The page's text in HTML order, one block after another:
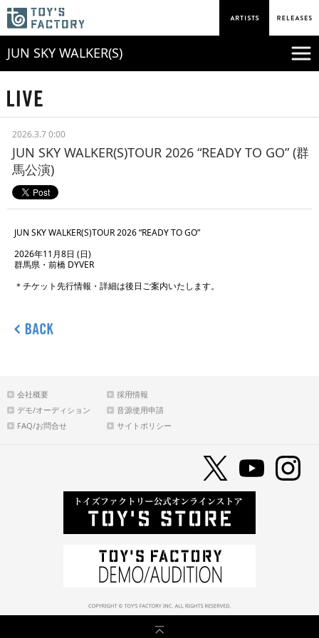
JUN SKY WALKER(S)
2026.3.7 0:00
JUN SKY WALKER(S)TOUR 2026 “READY TO GO” (群
馬公演)
JUN SKY WALKER(S)TOUR 2026 “READY TO GO”
2026年11月8日 (日)
群馬県・前橋 DYVER
＊チケット先行情報・詳細は後日ご案内いたします。
会社概要
採用情報
デモ/オーディション
音源使用申請
FAQ/お問合せ
サイトポリシー